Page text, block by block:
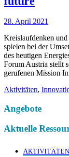
28. April 2021
Kreislaufdenken
spielen bei der
des heutigen
Forum Austria stellt
gerufenen Mission
Aktivitäten,
Angebote
Aktuelle
AKTIVITÄTEN